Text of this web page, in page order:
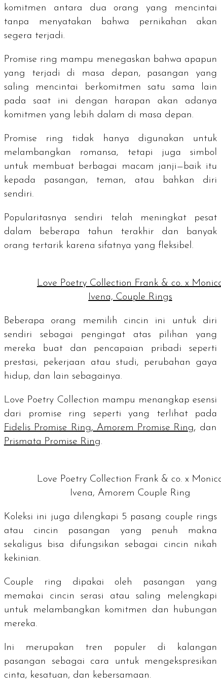
komitmen antara dua orang yang mencintai
tanpa menyatakan bahwa pernikahan akan
segera terjadi.
Promise ring mampu menegaskan bahwa apapun
yang terjadi di masa depan, pasangan yang
saling mencintai berkomitmen satu sama lain
pada saat ini dengan harapan akan adanya
komitmen yang lebih dalam di masa depan.
Promise ring
tidak hanya digunakan untuk
melambangkan romansa, tetapi juga simbol
untuk membuat berbagai macam janji—baik itu
kepada pasangan, teman, atau bahkan diri
sendiri.
Popularitasnya sendiri telah meningkat pesat
dalam beberapa tahun terakhir dan banyak
orang tertarik karena sifatnya yang fleksibel.
Love Poetry Collection Frank & co. x
Ivena, Couple Rings
Beberapa orang memilih cincin ini untuk diri
sendiri sebagai pengingat atas pilihan yang
mereka buat dan pencapaian pribadi seperti
prestasi, pekerjaan atau studi, perubahan gaya
hidup, dan lain sebagainya.
Love Poetry Collection mampu menangkap esensi
dari
promise ring seperti yang terlihat pada
Fidelis Promise Ring, Amorem Promise Ring, dan
Prismata Promise Ring.
Love Poetry Collection Frank & co. x
Ivena, Amorem Couple Ring
Koleksi ini juga dilengkapi 5 pasang couple rings
atau cincin pasangan yang penuh makna
sekaligus bisa difungsikan sebagai cincin nikah
kekinian.
Couple ring dipakai oleh pasangan yang
memakai cincin serasi atau saling melengkapi
untuk melambangkan komitmen dan hubungan
mereka.
Ini merupakan tren populer di kalangan
pasangan sebagai cara untuk mengekspresikan
cinta, kesatuan, dan kebersamaan.